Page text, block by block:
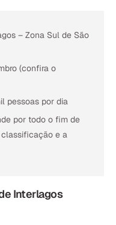
– Zona Sul de São
(confira o
pessoas por dia
por todo o fim de
classificação e a
Interlagos